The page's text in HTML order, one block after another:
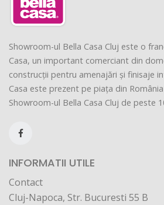
Showroom-ul Bella Casa Cluj este o
Casa, un important comerciant din
construcții pentru amenajări și finisaje
Casa este prezent pe piața din
Showroom-ul Bella Casa Cluj de peste
INFORMATII UTILE
Contact
Cluj-Napoca, Str. Bucuresti 55 B